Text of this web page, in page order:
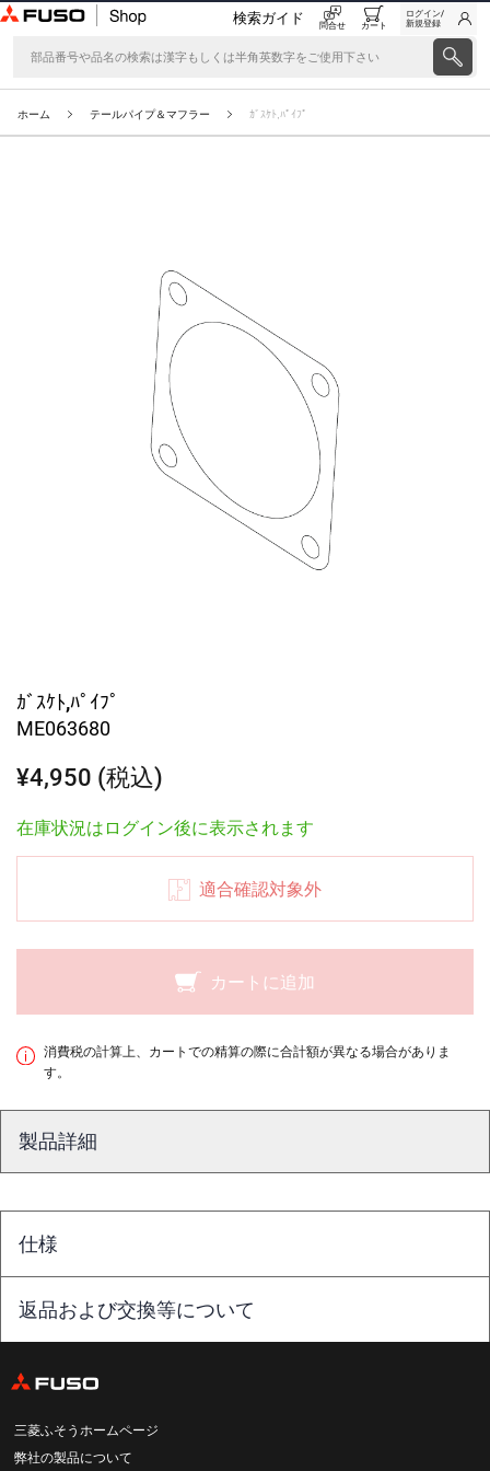
検索ガイド 問合せ カート
ログイン/
新規登録
ホーム テールパイプ＆マフラー ｶﾞｽｹﾄ,ﾊﾟｲﾌﾟ
ｶﾞｽｹﾄ,ﾊﾟｲﾌﾟ
ME063680
¥4,950 (税込)
在庫状況はログイン後に表示されます
適合確認対象外
カートに追加
消費税の計算上、カートでの精算の際に合計額が異なる場合がありま
す。
製品詳細
仕様
返品および交換等について
三菱ふそうホームページ
弊社の製品について